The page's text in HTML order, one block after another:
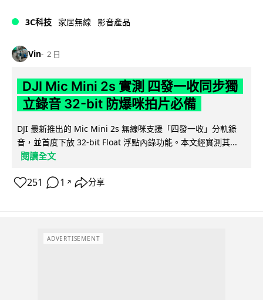
3C科技 家居無線 影音產品
Vin 2 日
DJI Mic Mini 2s 實測 四發一收同步獨
立錄音 32-bit 防爆咪拍片必備
DJI 最新推出的 Mic Mini 2s 無線咪支援「四發一收」分軌錄
音，並首度下放 32-bit Float 浮點內錄功能。本文經實測其...
閱讀全文
251 1 ↗ 分享
ADVERTISEMENT